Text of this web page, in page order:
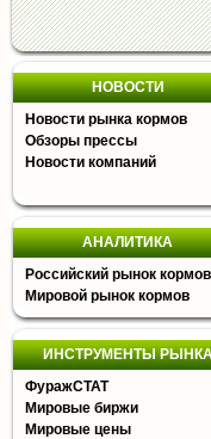
НОВОСТИ
Новости рынка кормов
Обзоры прессы
Новости компаний
АНАЛИТИКА
Российский рынок кормов
Мировой рынок кормов
ИНСТРУМЕНТЫ
ФуражСТАТ
Мировые биржи
Мировые цены